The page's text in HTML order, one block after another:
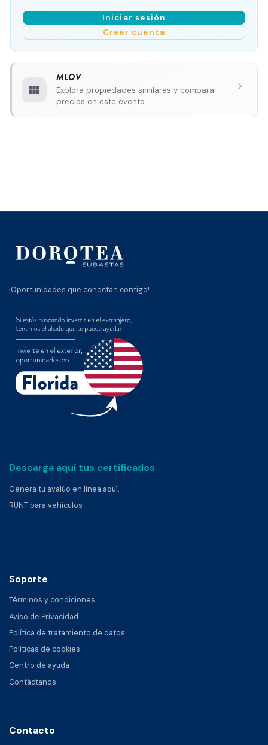
Iniciar sesión
Crear cuenta
view_module
MLOV
Explora propiedades similares y compara
precios en este evento
chevron_right
¡Oportunidades que conectan contigo!
Descarga aquí tus certificados
Genera tu avalúo en línea aquí.
RUNT para vehículos
Soporte
Términos y condiciones
Aviso de Privacidad
Política de tratamiento de datos
Políticas de cookies
Centro de ayuda
Contáctanos
Contacto